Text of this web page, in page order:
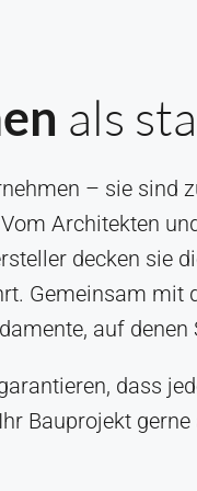
als
– sie sind
Architekten
decken sie
Gemeinsam
auf denen
dass
Bauprojekt